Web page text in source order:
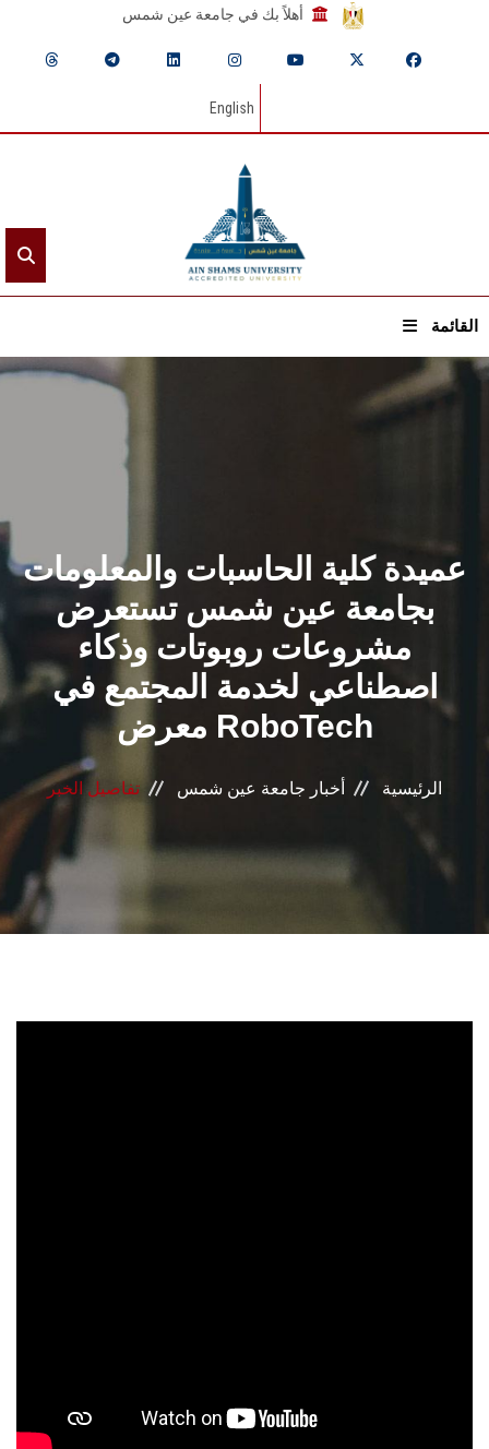
أهلاً بك في جامعة عين شمس
English
القائمة
الشئون الأكاديمية
البحث العلمي
الرعاية الصحية
المراكز والوحدات
الأنظمة الذكية
الإعلام
تواصل معنا
عميدة كلية الحاسبات والمعلومات
بجامعة عين شمس تستعرض
مشروعات روبوتات وذكاء
اصطناعي لخدمة المجتمع في
معرض RoboTech
الرئيسية أخبار جامعة عين شمس تفاصيل الخبر